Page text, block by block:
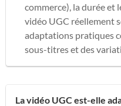
commerce), la durée et
vidéo UGC réellement
adaptations pratiques
sous-titres et des
La vidéo UGC est-elle